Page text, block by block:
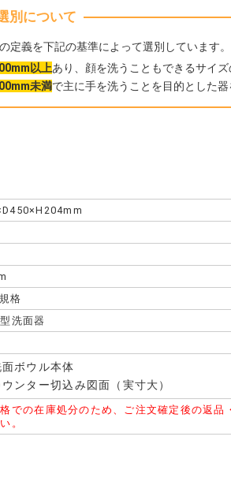
別について
定義を下記の基準によって選別しています。
以上あり、顔を洗うこともできるサイ
未満で主に手を洗うことを目的とした
格
洗面器
面ボウル本体
ウンター切込み図面（実寸大）
での在庫処分のため、ご注文確定後の返
。